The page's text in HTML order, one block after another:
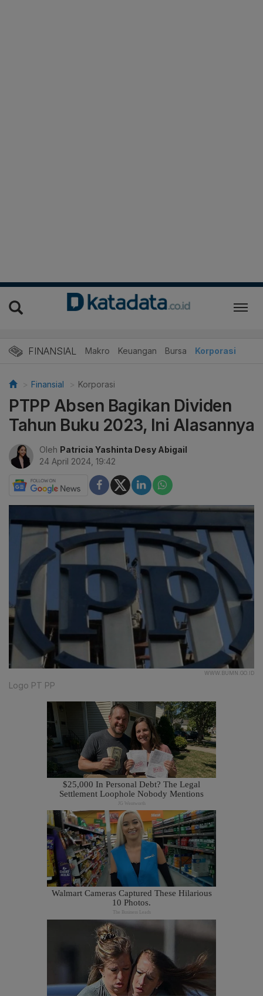
FINANSIAL Makro Keuangan Bursa Korporasi
Finansial Korporasi
PTPP Absen Bagikan Dividen
Tahun Buku 2023, Ini Alasannya
Oleh Patricia Yashinta Desy Abigail
24 April 2024, 19:42
WWW.BUMN.GO.ID
Logo PT PP